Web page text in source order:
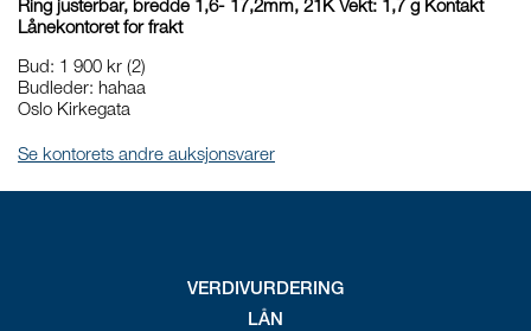
Ring justerbar, bredde 1,6- 17,2mm, 21K Vekt: 1,7 g Kontakt
Lånekontoret for frakt
Bud: 1 900 kr (2)
Budleder: hahaa
Oslo Kirkegata
Se kontorets andre auksjonsvarer
VERDIVURDERING
LÅN